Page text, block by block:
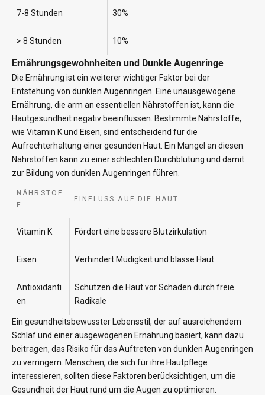
7-8 Stunden 30%
> 8 Stunden 10%
Ernährungsgewohnheiten und Dunkle Augenringe
Die Ernährung ist ein weiterer wichtiger Faktor bei der
Entstehung von dunklen Augenringen. Eine unausgewogene
Ernährung, die arm an essentiellen Nährstoffen ist, kann die
Hautgesundheit negativ beeinflussen. Bestimmte Nährstoffe,
wie Vitamin K und Eisen, sind entscheidend für die
Aufrechterhaltung einer gesunden Haut. Ein Mangel an diesen
Nährstoffen kann zu einer schlechten Durchblutung und damit
zur Bildung von dunklen Augenringen führen.
NÄHRSTOF
F
EINFLUSS AUF DIE HAUT
Vitamin K Fördert eine bessere Blutzirkulation
Eisen Verhindert Müdigkeit und blasse Haut
Antioxidanti
en
Schützen die Haut vor Schäden durch freie
Radikale
Ein gesundheitsbewusster Lebensstil, der auf ausreichendem
Schlaf und einer ausgewogenen Ernährung basiert, kann dazu
beitragen, das Risiko für das Auftreten von dunklen Augenringen
zu verringern. Menschen, die sich für ihre Hautpflege
interessieren, sollten diese Faktoren berücksichtigen, um die
Gesundheit der Haut rund um die Augen zu optimieren.